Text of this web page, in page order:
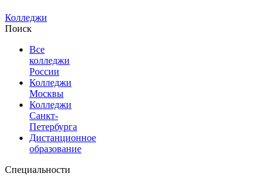
Колледжи
Поиск
Все
колледжи
России
Колледжи
Москвы
Колледжи
Санкт-
Петербурга
Дистанционное
образование
Специальности